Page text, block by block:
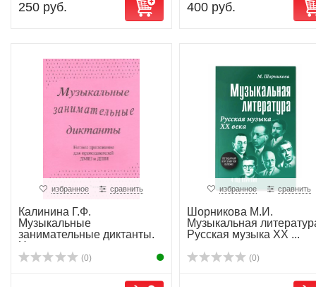
250 руб. 400 руб.
избранное сравнить
Калинина Г.Ф.
Музыкальные
занимательные диктанты.
(0)
избранное сравнить
Шорникова М.И.
Музыкальная
Русская музыка XX ...
(0)